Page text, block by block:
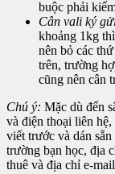
buộc phải
Cân vali ký
khoảng 1kg
nên bỏ các
trên, trường
cũng nên cân
Chú ý: Mặc dù đến
và điện thoại liên
viết trước và dán
trường bạn học, địa
thuê và địa chỉ e-